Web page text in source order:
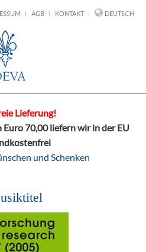
AGB KONTAKT DEUTSCH
Lieferung!
70,00 liefern wir in der EU
und Schenken